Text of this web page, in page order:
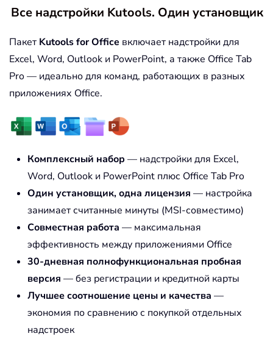
Все надстройки Kutools. Один установщик
Пакет Kutools for Office включает надстройки для
Excel, Word, Outlook и PowerPoint, а также Office Tab
Pro — идеально для команд, работающих в разных
приложениях Office.
Комплексный набор — надстройки для Excel,
Word, Outlook и PowerPoint плюс Office Tab Pro
Один установщик, одна лицензия — настройка
занимает считанные минуты (MSI-совместимо)
Совместная работа — максимальная
эффективность между приложениями Office
30-дневная полнофункциональная пробная
версия — без регистрации и кредитной карты
Лучшее соотношение цены и качества —
экономия по сравнению с покупкой отдельных
надстроек